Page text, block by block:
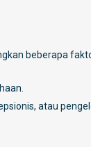
beberapa
atau